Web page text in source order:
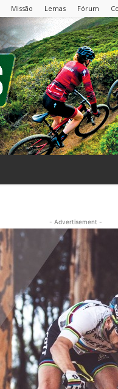
Missão Lemas Fórum
- Advertisement -